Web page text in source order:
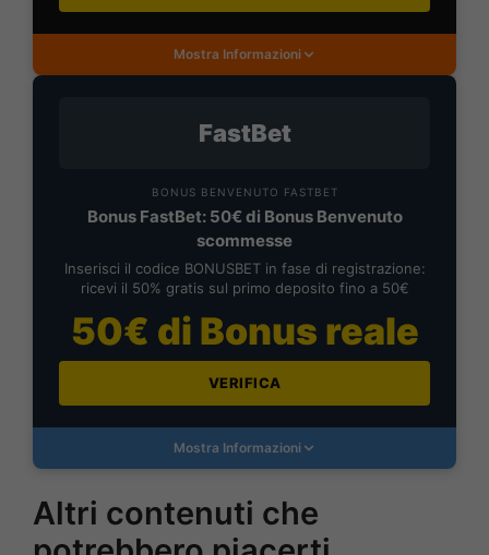
Mostra Informazioni
FastBet
BONUS BENVENUTO FASTBET
Bonus FastBet: 50€ di Bonus Benvenuto
scommesse
Inserisci il codice BONUSBET in fase di registrazione:
ricevi il 50% gratis sul primo deposito fino a 50€
50€ di Bonus reale
VERIFICA
Mostra Informazioni
Altri contenuti che